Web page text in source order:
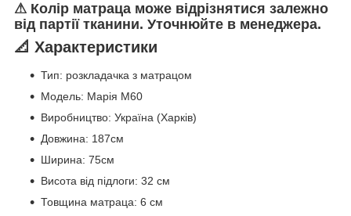
⚠ Колір матраца може відрізнятися залежно
від партії тканини. Уточнюйте в менеджера.
📐 Характеристики
Тип: розкладачка з матрацом
Модель: Марія М60
Виробництво: Україна (Харків)
Довжина: 187см
Ширина: 75см
Висота від підлоги: 32 см
Товщина матраца: 6 см